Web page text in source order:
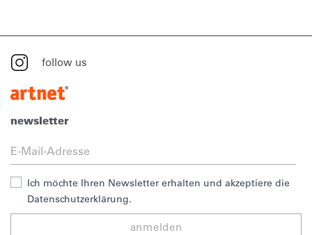
follow us
newsletter
Ich möchte Ihren Newsletter erhalten und akzeptiere die
Datenschutzerklärung.
anmelden